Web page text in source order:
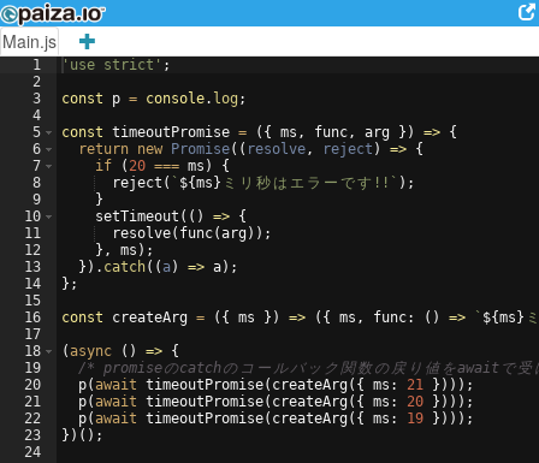
Main.js
1
2
3
4
5
6
7
8
9
10
11
12
13
14
15
16
17
18
19
20
21
22
23
24
'use strict' ;
const
p = console. log ;
const timeoutPromise = ({ ms , func, arg }) => {
return new Promise(( resolve, reject ) => {
if
( 20 === ms )
{
reject ( ` ${ms } ミ リ 秒 は エ ラ ー です !! ` ) ;
}
setTimeout (( ) => {
resolve( func(arg)) ;
} , ms ) ;
}) . catch(( a) => a) ;
} ;
const
createArg = ({ ms }) => ({ ms , func: ( ) => ` ${ms } ミ
(async ( ) => {
/* promiseのcatchの コ ー ルバ ッ ク 関 数 の 戻 り 値 をawait で 受
p(await timeoutPromise( createArg( { ms : 21 }))) ;
p(await timeoutPromise( createArg( { ms : 20 }))) ;
p(await timeoutPromise( createArg( { ms : 19 }))) ;
}) ( ) ;